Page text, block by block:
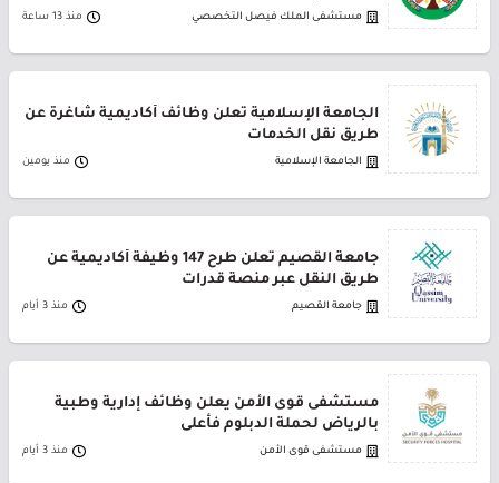
مستشفى الملك فيصل التخصصي منذ 13 ساعة
الجامعة الإسلامية تعلن وظائف أكاديمية شاغرة عن
طريق نقل الخدمات
الجامعة الإسلامية منذ يومين
جامعة القصيم تعلن طرح 147 وظيفة أكاديمية عن
طريق النقل عبر منصة قدرات
جامعة القصيم منذ 3 أيام
مستشفى قوى الأمن يعلن وظائف إدارية وطبية
بالرياض لحملة الدبلوم فأعلى
مستشفى قوى الأمن منذ 3 أيام